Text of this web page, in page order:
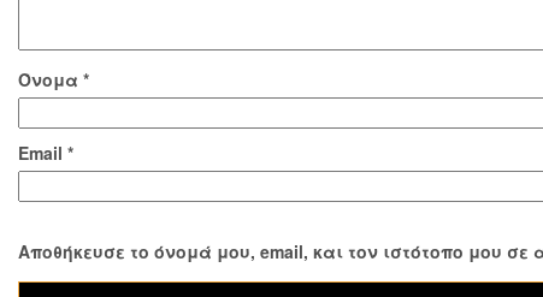
Όνομα *
Email *
Αποθήκευσε το όνομά μου, email, και τον ιστότοπο μου